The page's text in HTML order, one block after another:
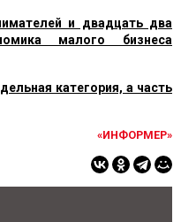
и двадцать два
малого бизнеса
категория, а часть
«ИНФОРМЕР»